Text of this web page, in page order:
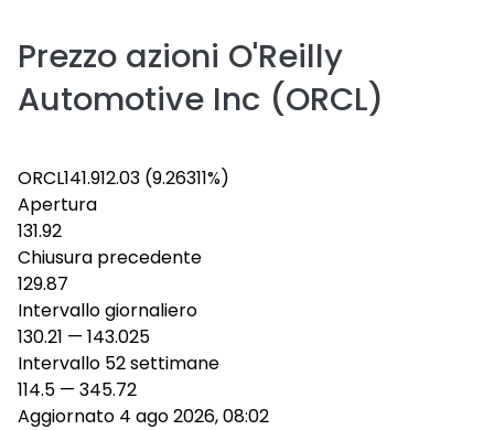
Prezzo azioni O'Reilly
Automotive Inc (ORCL)
ORCL141.912.03 (9.26311%)
Apertura
131.92
Chiusura precedente
129.87
Intervallo giornaliero
130.21 — 143.025
Intervallo 52 settimane
114.5 — 345.72
Aggiornato 4 ago 2026, 08:02